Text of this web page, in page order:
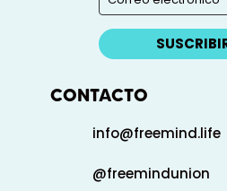
CONTACTO
info@freemind.life
@freemindunion